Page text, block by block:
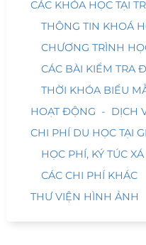
CÁC KHÓA HỌC TẠI
THÔNG TIN KHOÁ
CHƯƠNG TRÌNH
CÁC BÀI KIỂM TRA
THỜI KHÓA BIỂU
HOẠT ĐỘNG - DỊCH
CHI PHÍ DU HỌC TẠI
HỌC PHÍ, KÝ TÚC
CÁC CHI PHÍ KHÁC
THƯ VIỆN HÌNH ẢNH